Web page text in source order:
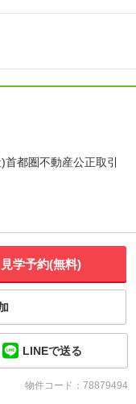
都圏不動産公正取引
見学予約(無料)
LINEで送る
物件コード：78879494